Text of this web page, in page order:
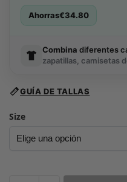
Ahorras€34.80
Combina diferentes
zapatillas, camisetas
GUÍA DE TALLAS
Size